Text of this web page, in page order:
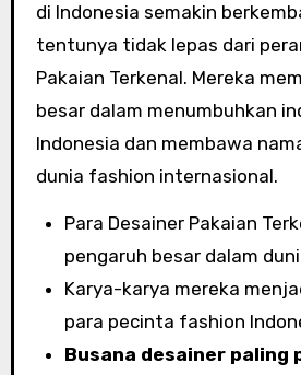
di Indonesia semakin
tentunya tidak lepas dari
Pakaian Terkenal. Mereka
besar dalam menumbuhkan
Indonesia dan membawa
dunia fashion internasional.
Para Desainer Pakaian
pengaruh besar dalam
Karya-karya mereka
para pecinta fashion
Busana desainer paling